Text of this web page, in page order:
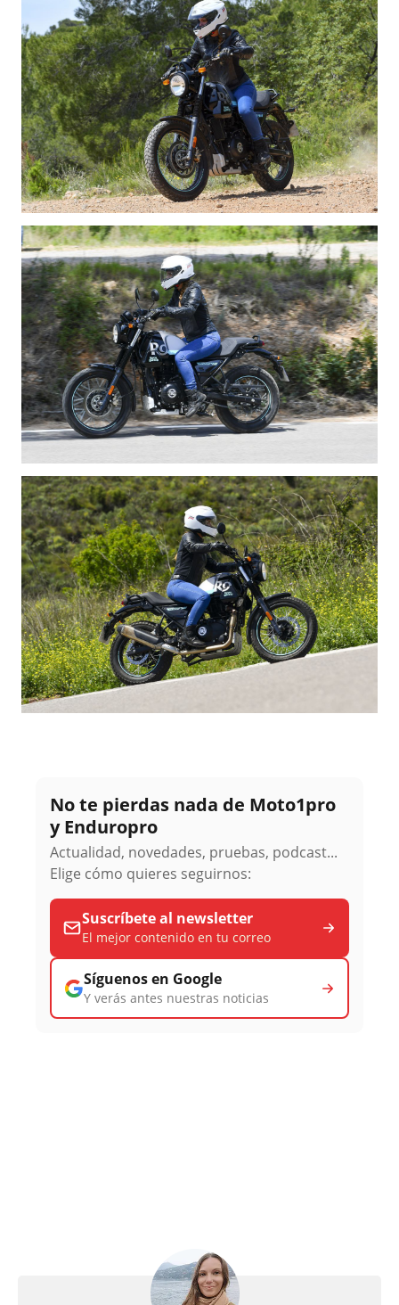
No te pierdas nada de Moto1pro
y Enduropro
Actualidad, novedades, pruebas, podcast...
Elige cómo quieres seguirnos:
Suscríbete al newsletter
El mejor contenido en tu correo
Síguenos en Google
Y verás antes nuestras noticias